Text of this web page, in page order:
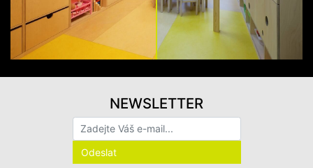
NEWSLETTER